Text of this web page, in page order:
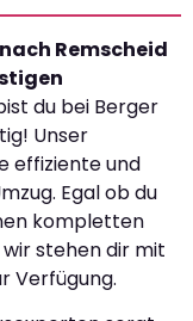
Remscheid
du bei Berger
Unser
effiziente und
Egal ob du
kompletten
stehen dir mit
Verfügung.